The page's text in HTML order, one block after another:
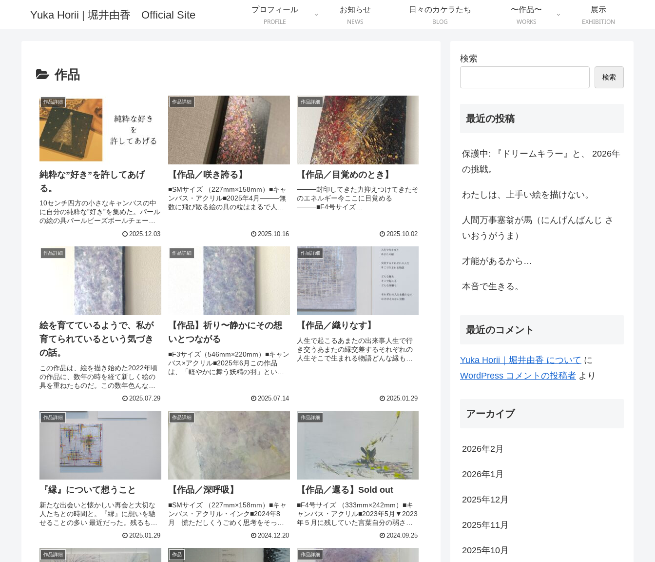
Yuka Horii | 堀井由香 Official Site
プロフィール
PROFILE
お知らせ
NEWS
日々のカケラたち
BLOG
〜作品〜
WORKS
展示
EXHIBITION
作品
作品詳細
純粋な”好き”を許してあげ
る。
10センチ四方の小さなキャンバスの中
に自分の純粋な”好き”を集めた。パール
の絵の具パールビーズボールチェーン
雪の降る夜創りながら自分が一番ワク
ワクして、なんども嬉しい気持ちにな
った。それがすごく幸せだった。そし
てその感覚が完成した今もずっと...
2025.12.03
作品詳細
【作品／咲き誇る】
⁡⁡■SMサイズ （227mm×158mm）■キャ
ンバス・アクリル■2025年4月⁡⁡────無
数に飛び散る絵の具の粒はまるで人の
り高く咲く⁡その存在の尊さを人に明け
2025.10.16
作品詳細
【作品／目覚めのとき】
────封印してきた力抑えつけてきたそ
のエネルギー⁡⁡今ここに目覚める
⁡────⁡■F4号サイズ
違う境地で描いた絵。絵を描くプロセ
2025.10.02
作品詳細
絵を育てているようで、私が
育てられているという気づき
の話。
この作品は、絵を描き始めた2022年頃
の作品に、数年の時を経て新しく絵の
具を重ねたものだ。この数年色んなこ
とがあった。ひと言では語れないくら
い色々あった。外側で見えていること
はきっとほんの一部で、嬉しいことや
喜ばしいことはもちろん、戸惑うこ...
2025.07.29
作品詳細
【作品】祈り〜静かにその想
いとつながる
⁡■F3サイズ（546mm×220mm）■キャン
バス×アクリル■2025年6月この作品
は、「軽やかに舞う妖精の羽」という
品→3年の時を経たことでの考察はこち
2025.07.14
作品詳細
【作品／織りなす】
人生で起こるあまたの出来事人生で行
き交うあまたの縁交差するそれぞれの
人生そこで生まれる物語どんな縁もそ
2025.01.29
作品詳細
『縁』について想うこと
新たな出会いと懐かしい再会と大切な
人たちとの時間と。『縁』に想いを馳
せることの多い 最近だった。残るもの
は残るし過ぎ去るものは過ぎ去ってい
く。新しく広がるものもあれば深まる
ものもある。通り過ぎたはずのものが
また交差することもある。そこから始...
2025.01.29
作品詳細
【作品／深呼吸】
⁡⁡■SMサイズ （227mm×158mm）■キャ
ンバス・アクリル・インク■2024年8
月 慌ただしくうごめく思考をそっと
横に置く⁡⁡自分の内側に意識を向けたと
き思考の喧騒という名の鎧の奥に確か
に広がる静寂に気づく⁡⁡慌てずそっと触
れてみる...
2024.12.20
作品詳細
【作品／還る】Sold out
■F4号サイズ （333mm×242mm）■キ
ャンバス・アクリル■2023年5月▼2023
年５月に残していた言葉自分の弱さを
受け入れることは相手の弱さを受け入
れること自分の強さを大切にすること
は相手の強さを大切にすること弱さも
強さもどちらも...
2024.09.25
作品詳細 作品 作品詳細
検索
検索
最近の投稿
保護中: 『ドリームキラー』と、 2026年
の挑戦。
わたしは、上手い絵を描けない。
人間万事塞翁が馬（にんげんばんじ さ
いおうがうま）
才能があるから…
本音で生きる。
最近のコメント
Yuka Horii｜堀井由香 について に
WordPress コメントの投稿者 より
アーカイブ
2026年2月
2026年1月
2025年12月
2025年11月
2025年10月